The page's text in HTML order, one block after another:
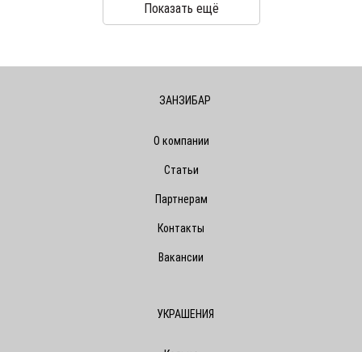
Показать ещё
ЗАНЗИБАР
О компании
Статьи
Партнерам
Контакты
Вакансии
УКРАШЕНИЯ